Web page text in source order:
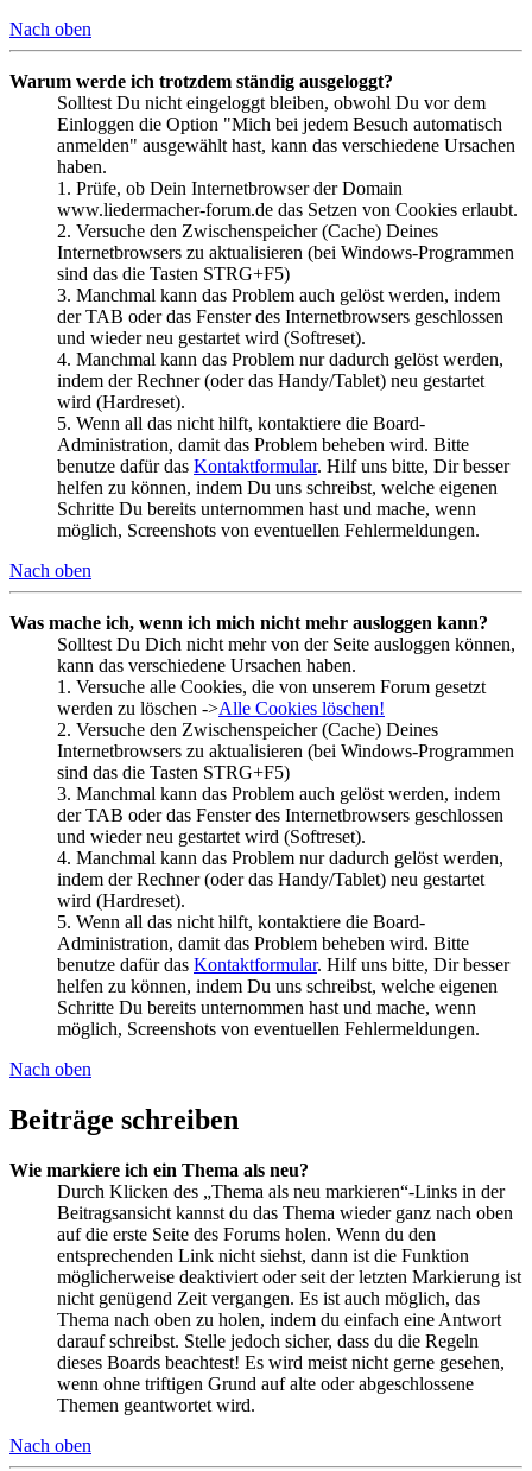
Nach oben
Warum werde ich trotzdem ständig ausgeloggt?
Solltest Du nicht eingeloggt bleiben, obwohl Du vor dem
Einloggen die Option "Mich bei jedem Besuch automatisch
anmelden" ausgewählt hast, kann das verschiedene Ursachen
haben.
1. Prüfe, ob Dein Internetbrowser der Domain
www.liedermacher-forum.de das Setzen von Cookies erlaubt.
2. Versuche den Zwischenspeicher (Cache) Deines
Internetbrowsers zu aktualisieren (bei Windows-Programmen
sind das die Tasten STRG+F5)
3. Manchmal kann das Problem auch gelöst werden, indem
der TAB oder das Fenster des Internetbrowsers geschlossen
und wieder neu gestartet wird (Softreset).
4. Manchmal kann das Problem nur dadurch gelöst werden,
indem der Rechner (oder das Handy/Tablet) neu gestartet
wird (Hardreset).
5. Wenn all das nicht hilft, kontaktiere die Board-
Administration, damit das Problem beheben wird. Bitte
benutze dafür das Kontaktformular. Hilf uns bitte, Dir besser
helfen zu können, indem Du uns schreibst, welche eigenen
Schritte Du bereits unternommen hast und mache, wenn
möglich, Screenshots von eventuellen Fehlermeldungen.
Nach oben
Was mache ich, wenn ich mich nicht mehr ausloggen kann?
Solltest Du Dich nicht mehr von der Seite ausloggen können,
kann das verschiedene Ursachen haben.
1. Versuche alle Cookies, die von unserem Forum gesetzt
werden zu löschen ->Alle Cookies löschen!
2. Versuche den Zwischenspeicher (Cache) Deines
Internetbrowsers zu aktualisieren (bei Windows-Programmen
sind das die Tasten STRG+F5)
3. Manchmal kann das Problem auch gelöst werden, indem
der TAB oder das Fenster des Internetbrowsers geschlossen
und wieder neu gestartet wird (Softreset).
4. Manchmal kann das Problem nur dadurch gelöst werden,
indem der Rechner (oder das Handy/Tablet) neu gestartet
wird (Hardreset).
5. Wenn all das nicht hilft, kontaktiere die Board-
Administration, damit das Problem beheben wird. Bitte
benutze dafür das Kontaktformular. Hilf uns bitte, Dir besser
helfen zu können, indem Du uns schreibst, welche eigenen
Schritte Du bereits unternommen hast und mache, wenn
möglich, Screenshots von eventuellen Fehlermeldungen.
Nach oben
Beiträge schreiben
Wie markiere ich ein Thema als neu?
Durch Klicken des „Thema als neu markieren“-Links in der
Beitragsansicht kannst du das Thema wieder ganz nach oben
auf die erste Seite des Forums holen. Wenn du den
entsprechenden Link nicht siehst, dann ist die Funktion
möglicherweise deaktiviert oder seit der letzten Markierung ist
nicht genügend Zeit vergangen. Es ist auch möglich, das
Thema nach oben zu holen, indem du einfach eine Antwort
darauf schreibst. Stelle jedoch sicher, dass du die Regeln
dieses Boards beachtest! Es wird meist nicht gerne gesehen,
wenn ohne triftigen Grund auf alte oder abgeschlossene
Themen geantwortet wird.
Nach oben